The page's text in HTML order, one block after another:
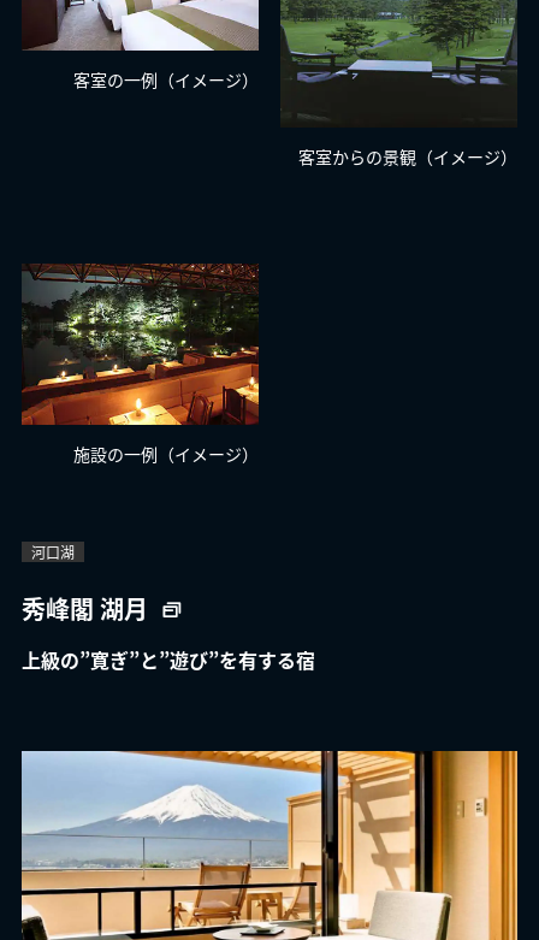
客室の一例（イメージ）
客室からの景観（イメージ）
施設の一例（イメージ）
河口湖
秀峰閣 湖月
上級の”寛ぎ”と”遊び”を有する宿